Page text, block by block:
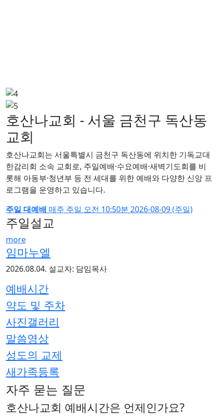
호산나교회 - 서울 금천구 독산동
교회
호산나교회는 서울특별시 금천구 독산동에 위치한 기독교대
한감리회 소속 교회로, 주일예배·수요예배·새벽기도회를 비
롯해 아동부·청년부 등 전 세대를 위한 예배와 다양한 신앙 프
로그램을 운영하고 있습니다.
주일 대예배 매주 주일 오전 10:50분 2026-08-09 (주일)
주일설교
more
임마누엘
2026.08.04. 설교자: 담임목사
예배시간
약도 및 주차
사진갤러리
말씀영상
성도의 교제
새가족등록
자주 묻는 질문
호산나교회 예배시간은 언제인가요?